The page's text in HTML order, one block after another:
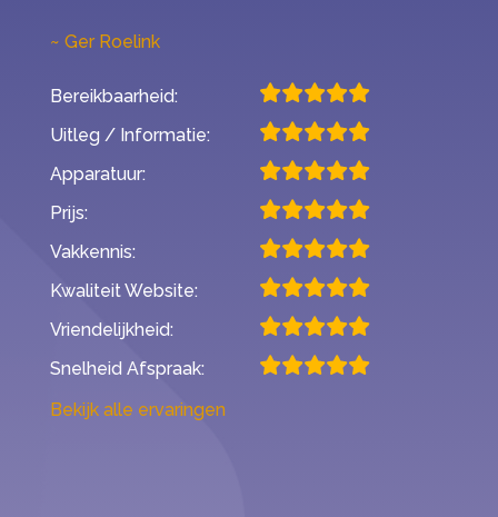
Ger Roelink
Bereikbaarheid:
Uitleg / Informatie:
Apparatuur:
Prijs:
Vakkennis:
Kwaliteit Website:
Vriendelijkheid:
Snelheid Afspraak:
Bekijk alle ervaringen